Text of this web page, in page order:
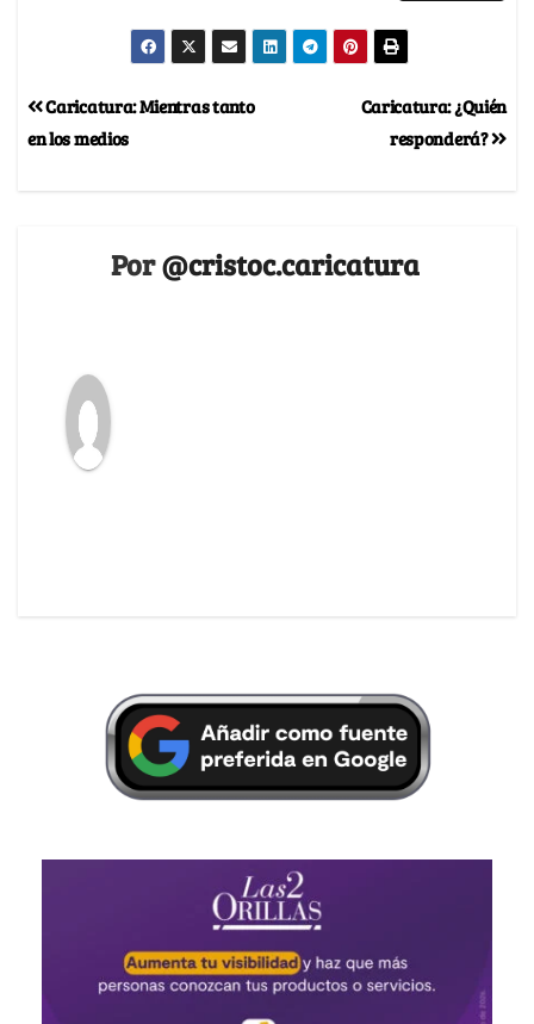
Caricatura: ¿Quién
responderá?
Caricatura: Mientras tanto
en los medios
Por@cristoc.caricatura